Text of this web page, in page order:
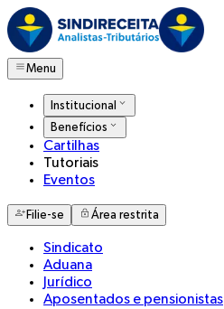
Menu
Institucional
Benefícios
Cartilhas
Tutoriais
Eventos
Filie-se Área restrita
Sindicato
Aduana
Jurídico
Aposentados e pensionistas